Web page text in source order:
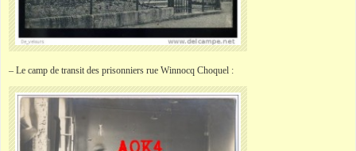
– Le camp de transit des prisonniers rue Winnocq Choquel :